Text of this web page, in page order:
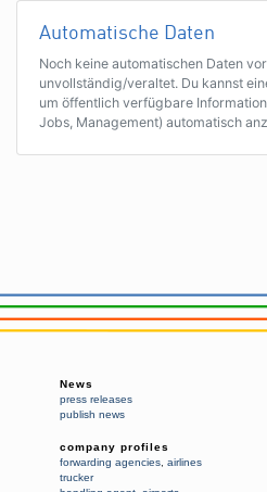
Automatische Daten
Noch keine automatischen Daten
unvollständig/veraltet. Du kannst
um öffentlich verfügbare
Jobs, Management) automatisch
News
press releases
publish news
company profiles
forwarding agencies airlines
trucker